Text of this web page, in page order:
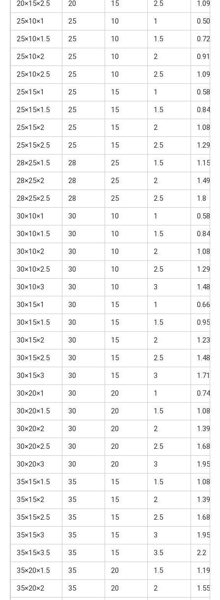
20×15×2.5 20 15 2.5
1.09
25×10×1
25 10 1
0.505
25×10×1.5
25 10 1.5
0.723
25×10×2
25 10 2
0.919
25×10×2.5
25 10 2.5
1.09
25×15×1
25 15 1
0.583
25×15×1.5
25 15 1.5
0.841
25×15×2
25 15 2
1.08
25×15×2.5
25 15 2.5
1.29
28×25×1.5
28 25 1.5
1.15
28×25×2
28 25 2
1.49
28×25×2.5
28 25 2.5
1.8
30×10×1
30 10 1
0.583
30×10×1.5
30 10 1.5
0.841
30×10×2
30 10 2
1.08
30×10×2.5
30 10 2.5
1.29
30×10×3
30 10 3
1.48
30×15×1
30 15 1
0.661
30×15×1.5
30 15 1.5
0.959
30×15×2
30 15 2
1.23
30×15×2.5
30 15 2.5
1.48
30×15×3
30 15 3
1.71
30×20×1
30 20 1
0.74
30×20×1.5
30 20 1.5
1.08
30×20×2
30 20 2
1.39
30×20×2.5
30 20 2.5
1.68
30×20×3
30 20 3
1.95
35×15×1.5
35 15 1.5
1.08
35×15×2
35 15 2
1.39
35×15×2.5
35 15 2.5
1.68
35×15×3
35 15 3
1.95
35×15×3.5
35 15 3.5
2.2
35×20×1.5
35 20 1.5
1.19
35×20×2
35 20 2
1.55